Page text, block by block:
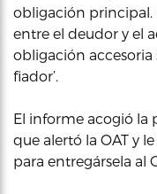
obligación principal.
entre el deudor y el
obligación accesoria
fiador’.
El informe acogió la
que alertó la OAT y
para entregársela al